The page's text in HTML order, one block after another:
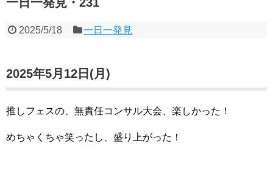
2025/5/18 一日一発見
2025年5月12日(月)
推しフェスの、無責任コンサル大会、楽しかった！
めちゃくちゃ笑ったし、盛り上がった！